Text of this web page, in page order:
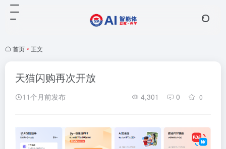
首页 • 正文
天猫闪购再次开放
11个月前发布 4,301 0 0